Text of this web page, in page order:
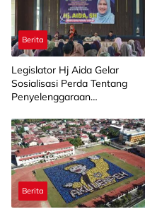
Berita
Legislator Hj Aida Gelar
Sosialisasi Perda Tentang
Penyelenggaraan
Limapuluh Kota
Berita